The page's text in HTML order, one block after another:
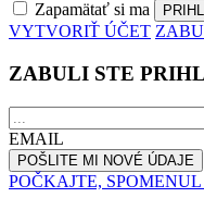
Zapamätať si ma
VYTVORIŤ ÚČET
ZABULI STE
EMAIL
POČKAJTE,